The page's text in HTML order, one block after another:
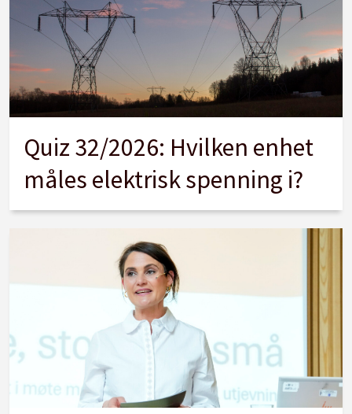
Quiz 32/2026: Hvilken enhet
måles elektrisk spenning i?